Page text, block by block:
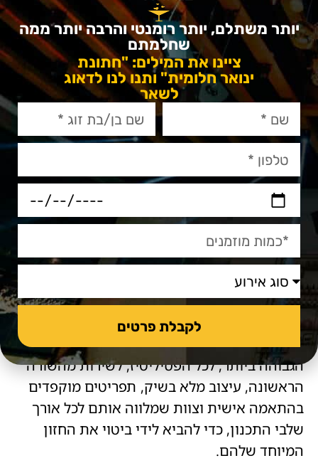
מחפשים גן אירועים לחתונה? אנו
מציעים לכם את הטופ
גרייס הואגן ואולם אירועים בראשון
לציוןשמתאים לאירועי בוטיק אינטימיים ומציע
לאורחים שירות בסטנדרט הגבוה ביותר. גן
האירועים שלנו מעוצב בהשראת הקסם הייחודי
של גנים אירופאיים, וכולל אולם מסיבות שמעוצב
בהשראת מלונות הבוטיק הנבחרים בניו יורק.
זוגות שמתחתנים אצלנו זוכים לתנאים ברמה
הגבוהה ביותר, לכל הפסיליטיז, לשירות מהשורה
הראשונה, עיצוב מלא בשיק, תפריטים מוקפדים
בהתאמה אישית וצוות שמלווה אותם לכל אורך
שלבי התכנון, כדי להביא לידי ביטוי את החזון
המיוחד שלהם.
יותר משתלם, יותר רומנטי והרבה יותר ממה
שחלמתם
ציינו את המילים: "חתונת
ינואר חלומית" ותנו לנו לדאוג
לשאר
לקבלת פרטים